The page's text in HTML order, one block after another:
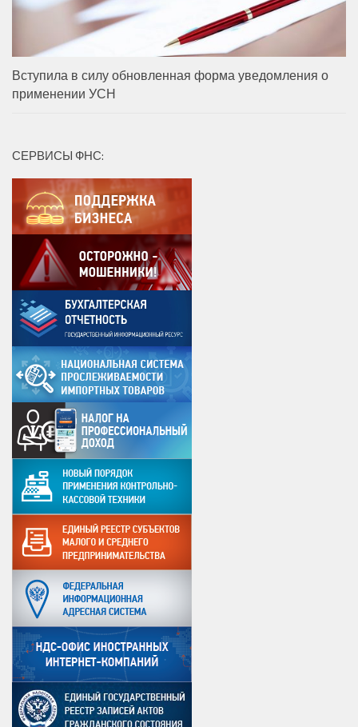
Вступила в силу обновленная форма уведомления о
применении УСН
СЕРВИСЫ ФНС: